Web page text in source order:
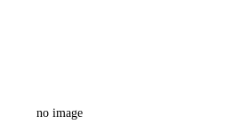
no image